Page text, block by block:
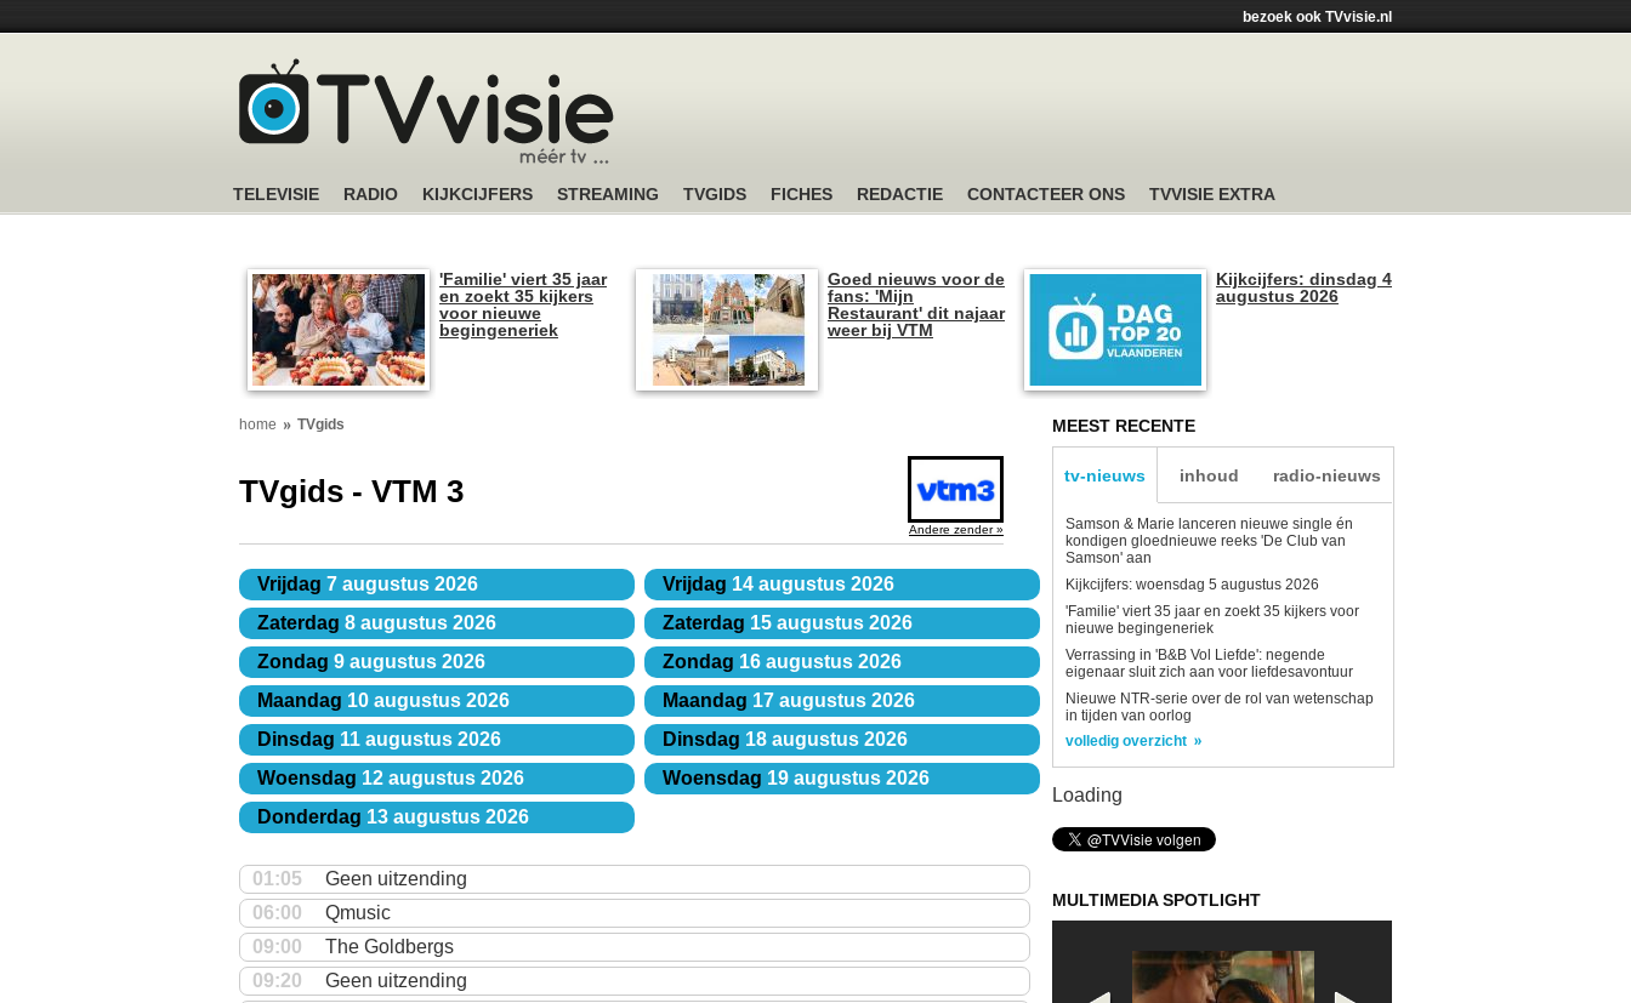
bezoek ook TVvisie.nl
TELEVISIE RADIO KIJKCIJFERS STREAMING TVGIDS FICHES REDACTIE CONTACTEER ONS TVVISIE EXTRA
'Familie' viert 35 jaar
en zoekt 35 kijkers
voor nieuwe
begingeneriek
Goed nieuws voor de
fans: 'Mijn
Restaurant' dit najaar
weer bij VTM
Kijkcijfers: dinsdag 4
augustus 2026
home TVgids
TVgids - VTM 3
Andere zender »
Vrijdag 7 augustus 2026
Zaterdag 8 augustus 2026
Zondag 9 augustus 2026
Maandag 10 augustus 2026
Dinsdag 11 augustus 2026
Woensdag 12 augustus 2026
Donderdag 13 augustus 2026
Vrijdag 14 augustus 2026
Zaterdag 15 augustus 2026
Zondag 16 augustus 2026
Maandag 17 augustus 2026
Dinsdag 18 augustus 2026
Woensdag 19 augustus 2026
01:05
Geen uitzending
06:00
Qmusic
09:00
The Goldbergs
09:20
Geen uitzending
MEEST RECENTE
tv-nieuws inhoud radio-nieuws
Samson & Marie lanceren nieuwe single én
kondigen gloednieuwe reeks 'De Club van
Samson' aan
Kijkcijfers: woensdag 5 augustus 2026
'Familie' viert 35 jaar en zoekt 35 kijkers voor
nieuwe begingeneriek
Verrassing in 'B&B Vol Liefde': negende
eigenaar sluit zich aan voor liefdesavontuur
Nieuwe NTR-serie over de rol van wetenschap
in tijden van oorlog
volledig overzicht
Loading
MULTIMEDIA SPOTLIGHT